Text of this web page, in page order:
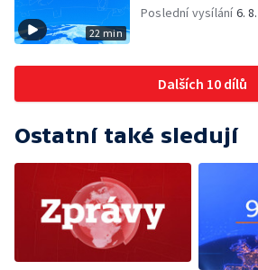
22 min
Poslední vysílání6.
Dalších 10 dílů
Ostatní také sledují